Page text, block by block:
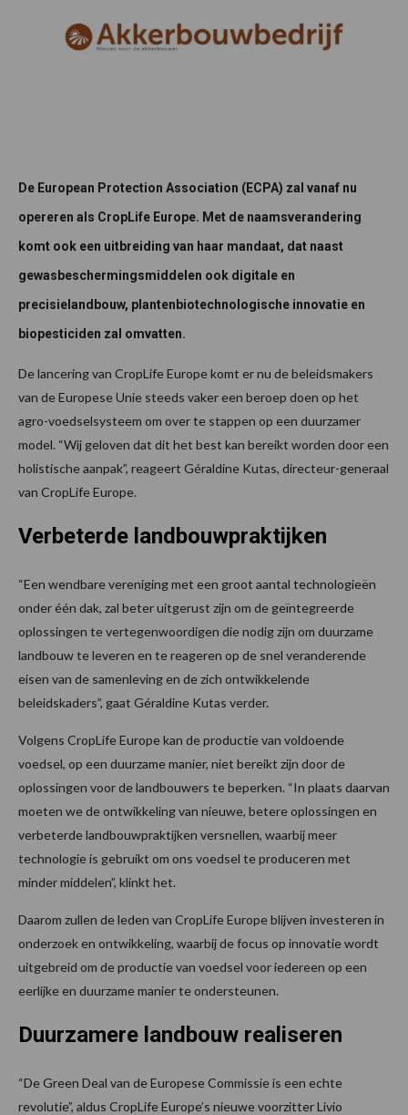
De European Protection Association (ECPA) zal vanaf nu
opereren als CropLife Europe. Met de naamsverandering
komt ook een uitbreiding van haar mandaat, dat naast
gewasbeschermingsmiddelen ook digitale en
precisielandbouw, plantenbiotechnologische innovatie en
biopesticiden zal omvatten.
De lancering van CropLife Europe komt er nu de beleidsmakers
van de Europese Unie steeds vaker een beroep doen op het
agro-voedselsysteem om over te stappen op een duurzamer
model. “Wij geloven dat dit het best kan bereikt worden door een
holistische aanpak”, reageert Géraldine Kutas, directeur-generaal
van CropLife Europe.
Verbeterde landbouwpraktijken
“Een wendbare vereniging met een groot aantal technologieën
onder één dak, zal beter uitgerust zijn om de geïntegreerde
oplossingen te vertegenwoordigen die nodig zijn om duurzame
landbouw te leveren en te reageren op de snel veranderende
eisen van de samenleving en de zich ontwikkelende
beleidskaders”, gaat Géraldine Kutas verder.
Volgens CropLife Europe kan de productie van voldoende
voedsel, op een duurzame manier, niet bereikt zijn door de
oplossingen voor de landbouwers te beperken. “In plaats daarvan
moeten we de ontwikkeling van nieuwe, betere oplossingen en
verbeterde landbouwpraktijken versnellen, waarbij meer
technologie is gebruikt om ons voedsel te produceren met
minder middelen”, klinkt het.
Daarom zullen de leden van CropLife Europe blijven investeren in
onderzoek en ontwikkeling, waarbij de focus op innovatie wordt
uitgebreid om de productie van voedsel voor iedereen op een
eerlijke en duurzame manier te ondersteunen.
Duurzamere landbouw realiseren
“De Green Deal van de Europese Commissie is een echte
revolutie”, aldus CropLife Europe’s nieuwe voorzitter Livio